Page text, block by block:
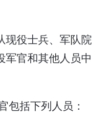
现役士兵、军队院
军官和其他人员中
包括下列人员：